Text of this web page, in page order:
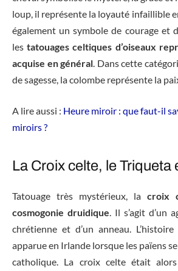
loup, il représente la loyauté infaillible
également un symbole de courage et
lestatouages celtiques d’oiseaux
acquise en général . Dans cette
de sagesse, la colombe représente la
A lire aussi : Heure miroir : que faut-il
miroirs ?
La Croix celte, le Triqueta
Tatouage très mystérieux, la croix
cosmogonie druidique . Il s’agit d’un
chrétienne et d’un anneau.
apparue en Irlande lorsque les païens
catholique. La croix celte était